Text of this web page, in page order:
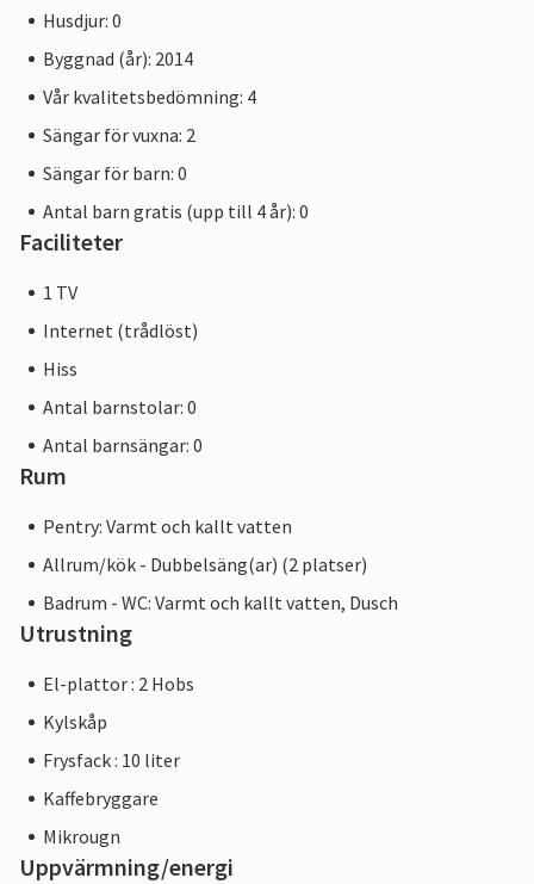
Husdjur: 0
Byggnad (år): 2014
Vår kvalitetsbedömning: 4
Sängar för vuxna: 2
Sängar för barn: 0
Antal barn gratis (upp till 4 år): 0
Faciliteter
1 TV
Internet (trådlöst)
Hiss
Antal barnstolar: 0
Antal barnsängar: 0
Rum
Pentry: Varmt och kallt vatten
Allrum/kök - Dubbelsäng(ar) (2 platser)
Badrum - WC: Varmt och kallt vatten, Dusch
Utrustning
El-plattor : 2 Hobs
Kylskåp
Frysfack : 10 liter
Kaffebryggare
Mikrougn
Uppvärmning/energi